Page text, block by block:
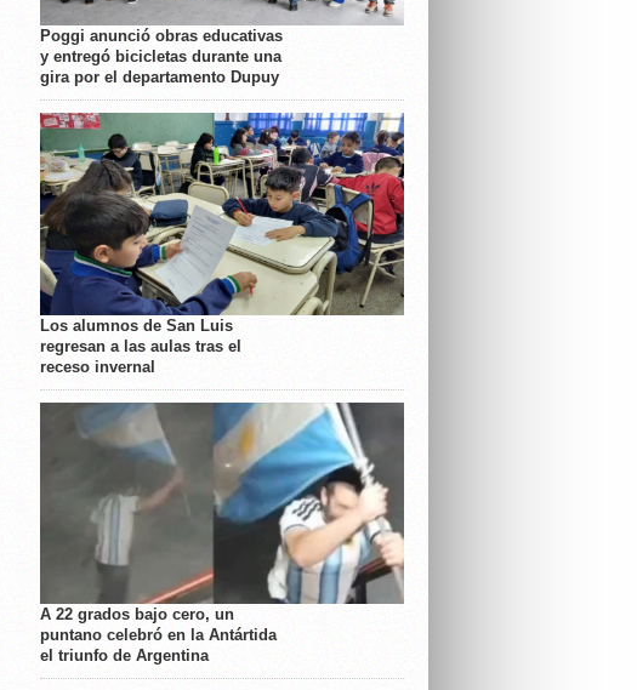
Poggi anunció obras educativas
y entregó bicicletas durante una
gira por el departamento Dupuy
Los alumnos de San Luis
regresan a las aulas tras el
receso invernal
A 22 grados bajo cero, un
puntano celebró en la Antártida
el triunfo de Argentina